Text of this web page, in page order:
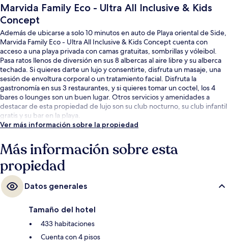
Marvida Family Eco - Ultra All Inclusive & Kids
Concept
Además de ubicarse a solo 10 minutos en auto de Playa oriental de Side,
Marvida Family Eco - Ultra All Inclusive & Kids Concept cuenta con
acceso a una playa privada con camas gratuitas, sombrillas y vóleibol.
Pasa ratos llenos de diversión en sus 8 albercas al aire libre y su alberca
techada. Si quieres darte un lujo y consentirte, disfruta un masaje, una
sesión de envoltura corporal o un tratamiento facial. Disfruta la
gastronomía en sus 3 restaurantes, y si quieres tomar un coctel, los 4
bares o lounges son un buen lugar. Otros servicios y amenidades a
destacar de esta propiedad de lujo son su club nocturno, su club infantil
gratis y su bar en la playa.
Ver más información sobre la propiedad
Más información sobre esta
propiedad
Datos generales
Tamaño del hotel
433 habitaciones
Cuenta con 4 pisos